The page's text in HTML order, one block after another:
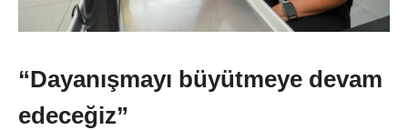
“Dayanışmayı büyütmeye devam
edeceğiz”